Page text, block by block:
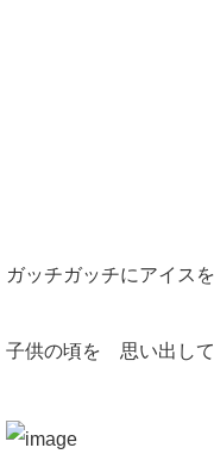
ガッチガッチにアイス
子供の頃を 思い出して